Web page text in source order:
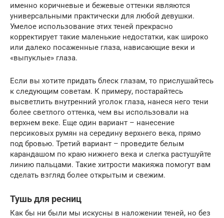
именно коричневые и бежевые оттенки являются
универсальными практически для любой девушки.
Умелое использование этих теней прекрасно
корректирует такие маленькие недостатки, как широко
или далеко посаженные глаза, нависающие веки и
«выпуклые» глаза.
Если вы хотите придать блеск глазам, то прислушайтесь
к следующим советам. К примеру, постарайтесь
высветлить внутренний уголок глаза, нанеся него тени
более светлого оттенка, чем вы использовали на
верхнем веке. Еще один вариант – нанесение
персиковых румян на середину верхнего века, прямо
под бровью. Третий вариант – проведите белым
карандашом по краю нижнего века и слегка растушуйте
линию пальцами. Такие хитрости макияжа помогут вам
сделать взгляд более открытым и свежим.
Тушь для ресниц
Как бы ни были мы искусны в наложении теней, но без